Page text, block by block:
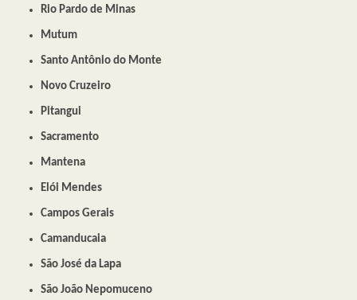
Rio Pardo de Minas
Mutum
Santo Antônio do Monte
Novo Cruzeiro
Pitangui
Sacramento
Mantena
Elói Mendes
Campos Gerais
Camanducaia
São José da Lapa
São João Nepomuceno